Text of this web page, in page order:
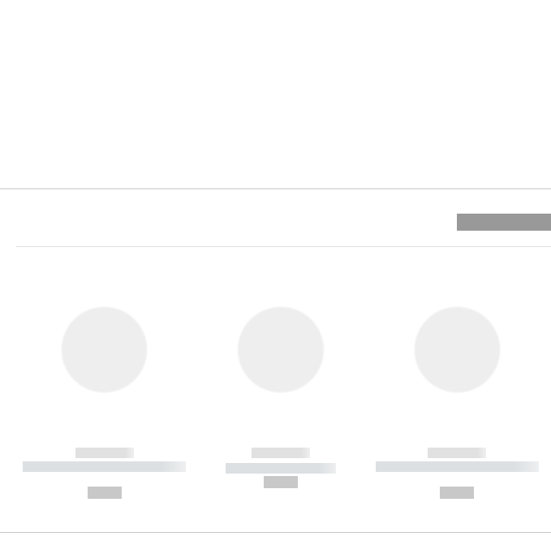
------------
----------- ----------- ----------
------------
----------- -----------
------------
----------- ----------- ----------